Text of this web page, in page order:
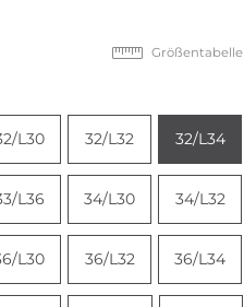
Größentabelle
L30 32/L32 32/L34
L36 34/L30 34/L32
L30 36/L32 36/L34